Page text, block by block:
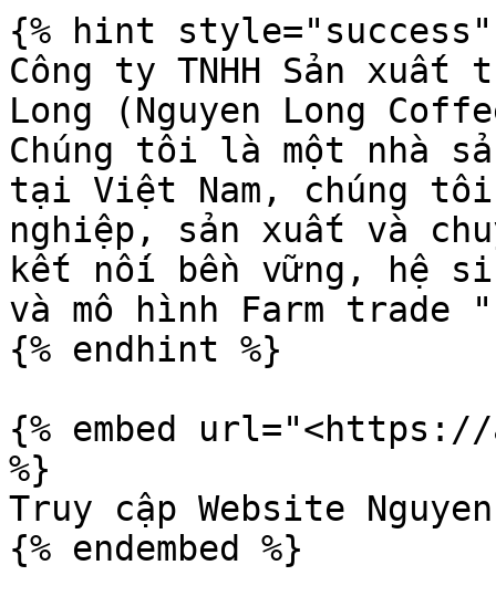
{% hint style="success"
Công ty TNHH Sản xuất
Long (Nguyen Long
Chúng tôi là một nhà
tại Việt Nam, chúng tôi
nghiệp, sản xuất và
kết nối bền vững, hệ
và mô hình Farm trade
{% endhint %}
{% embed url="<https://
%}
Truy cập Website
{% endembed %}